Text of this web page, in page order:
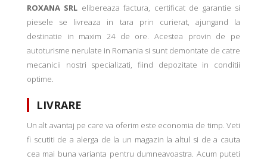
ROXANA SRL elibereaza factura, certificat de garantie si
piesele se livreaza in tara prin curierat, ajungand la
destinatie in maxim 24 de ore. Acestea provin de pe
autoturisme nerulate in Romania si sunt demontate de catre
mecanicii nostri specializati, fiind depozitate in conditii
optime.
LIVRARE
Un alt avantaj pe care va oferim este economia de timp. Veti
fi scutiti de a alerga de la un magazin la altul si de a cauta
cea mai buna varianta pentru dumneavoastra. Acum puteti